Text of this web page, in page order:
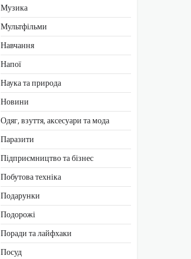
Музика
Мультфільми
Навчання
Напої
Наука та природа
Новини
Одяг, взуття, аксесуари та мода
Паразити
Підприємництво та бізнес
Побутова техніка
Подарунки
Подорожі
Поради та лайфхаки
Посуд